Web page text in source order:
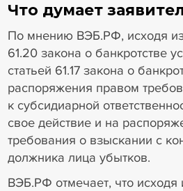
Что думает
По мнению ВЭБ.РФ, исходя
61.20 закона о банкротстве
статьей 61.17 закона о
распоряжения правом
к субсидиарной
свое действие и на
требования о взыскании с
должника лица убытков.
ВЭБ.РФ отмечает, что исходя